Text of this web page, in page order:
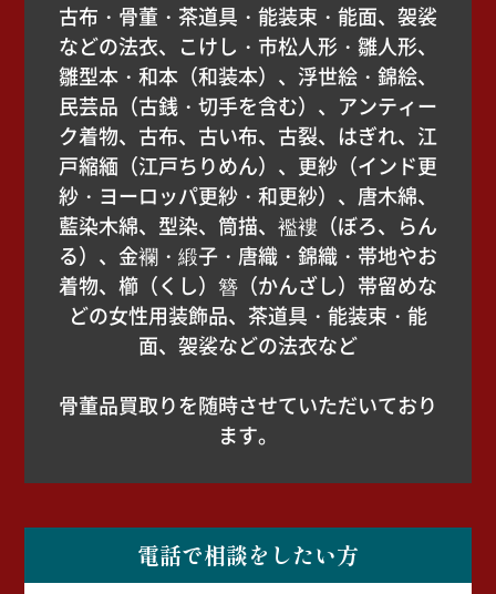
古布・骨董・茶道具・能装束・能面、袈裟
などの法衣、こけし・市松人形・雛人形、
雛型本・和本（和装本）、浮世絵・錦絵、
民芸品（古銭・切手を含む）、アンティー
ク着物、古布、古い布、古裂、はぎれ、江
戸縮緬（江戸ちりめん）、更紗（インド更
紗・ヨーロッパ更紗・和更紗）、唐木綿、
藍染木綿、型染、筒描、襤褸（ぼろ、らん
る）、金襴・緞子・唐織・錦織・帯地やお
着物、櫛（くし）簪（かんざし）帯留めな
どの女性用装飾品、茶道具・能装束・能
面、袈裟などの法衣など
骨董品買取りを随時させていただいており
ます。
電話で相談をしたい方